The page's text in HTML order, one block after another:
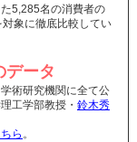
5,285名の消費者の
象に徹底比較してい
データ
術研究機関に全て公
工学部教授・ 鈴木秀
ら 。